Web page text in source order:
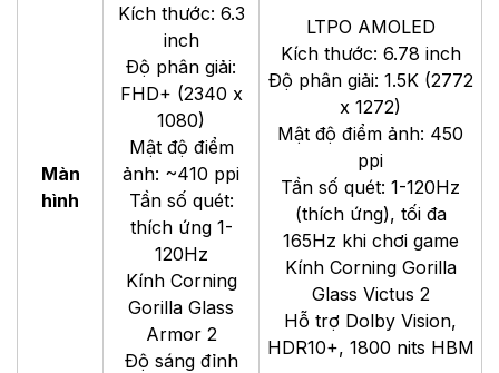
Màn
hình
Kích thước: 6.3
inch
Độ phân giải:
FHD+ (2340 x
1080)
Mật độ điểm
ảnh: ~410 ppi
Tần số quét:
thích ứng 1-
120Hz
Kính Corning
Gorilla Glass
Armor 2
Độ sáng đỉnh
LTPO AMOLED
Kích thước: 6.78 inch
Độ phân giải: 1.5K (2772
x 1272)
Mật độ điểm ảnh: 450
ppi
Tần số quét: 1-120Hz
(thích ứng), tối đa
165Hz khi chơi game
Kính Corning Gorilla
Glass Victus 2
Hỗ trợ Dolby Vision,
HDR10+, 1800 nits HBM